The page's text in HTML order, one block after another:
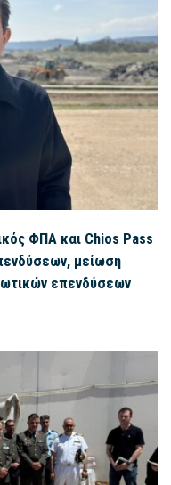
ΦΠΑ και Chios Pass
μείωση
επενδύσεων